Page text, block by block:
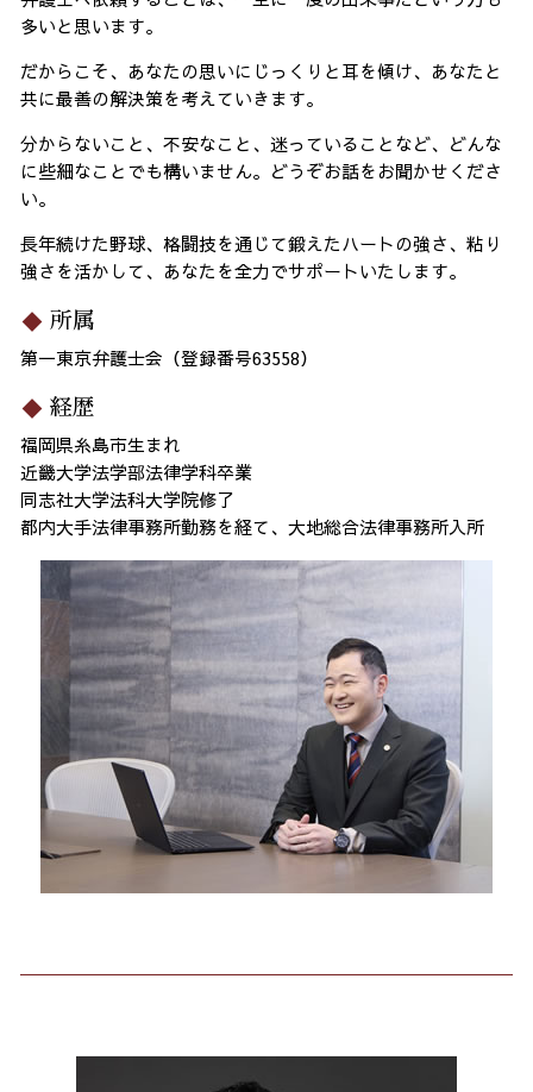
多いと思います。
だからこそ、あなたの思いにじっくりと耳を傾け、あなたと
共に最善の解決策を考えていきます。
分からないこと、不安なこと、迷っていることなど、どんな
に些細なことでも構いません。どうぞお話をお聞かせくださ
い。
長年続けた野球、格闘技を通じて鍛えたハートの強さ、粘り
強さを活かして、あなたを全力でサポートいたします。
所属
第一東京弁護士会（登録番号63558）
経歴
福岡県糸島市生まれ
近畿大学法学部法律学科卒業
同志社大学法科大学院修了
都内大手法律事務所勤務を経て、大地総合法律事務所入所